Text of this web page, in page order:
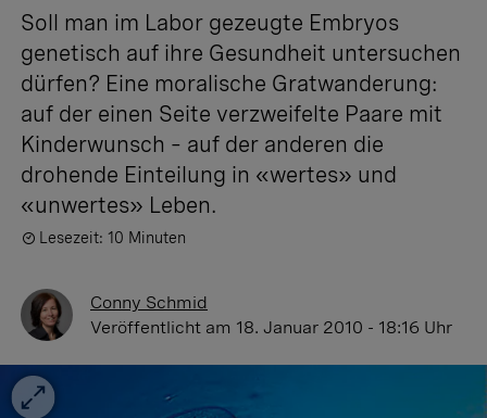
Soll man im Labor gezeugte Embryos
genetisch auf ihre Gesundheit untersuchen
dürfen? Eine moralische Gratwanderung:
auf der einen Seite verzweifelte Paare mit
Kinderwunsch – auf der anderen die
drohende Einteilung in «wertes» und
«unwertes» Leben.
Lesezeit: 10 Minuten
Conny Schmid
Veröffentlicht am 18. Januar 2010 - 18:16 Uhr